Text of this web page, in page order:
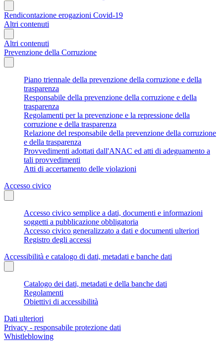
Rendicontazione erogazioni Covid-19
Altri contenuti
Altri contenuti
Prevenzione della Corruzione
Piano triennale della prevenzione della corruzione e della
trasparenza
Responsabile della prevenzione della corruzione e della
trasparenza
Regolamenti per la prevenzione e la repressione della
corruzione e della trasparenza
Relazione del responsabile della prevenzione della corruzione
e della trasparenza
Provvedimenti adottati dall'ANAC ed atti di adeguamento a
tali provvedimenti
Atti di accertamento delle violazioni
Accesso civico
Accesso civico semplice a dati, documenti e informazioni
soggetti a pubblicazione obbligatoria
Accesso civico generalizzato a dati e documenti ulteriori
Registro degli accessi
Accessibilità e catalogo di dati, metadati e banche dati
Catalogo dei dati, metadati e della banche dati
Regolamenti
Obiettivi di accessibilità
Dati ulteriori
Privacy - responsabile protezione dati
Whistleblowing